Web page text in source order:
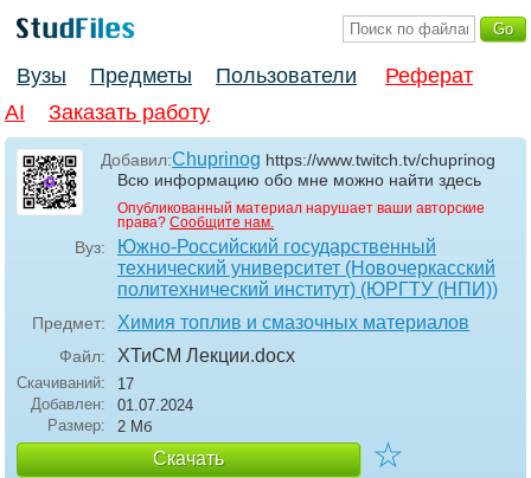
Вузы Предметы Пользователи
Реферат
AI
Заказать работу
Добавил:Chuprinog https://www.twitch.tv/chuprinog
Всю информацию обо мне можно найти здесь
Опубликованный материал нарушает ваши авторские
права? Сообщите нам.
Вуз:
Южно-Российский государственный
технический университет (Новочеркасский
политехнический институт) (ЮРГТУ (НПИ))
Предмет: Химия топлив и смазочных материалов
Файл: ХТиСМ Лекции.docx
Скачиваний:
17
Добавлен:
01.07.2024
Размер:
2 Мб
Скачать ☆